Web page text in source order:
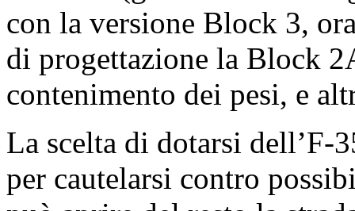
con la versione Block 3,
di progettazione la Block
contenimento dei pesi, e
La scelta di dotarsi dell’F-
per cautelarsi contro